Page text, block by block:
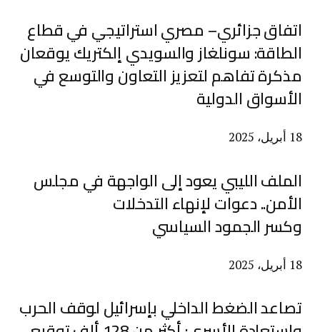
اتفاق جزائري– مصري استراتيجي في قطاع
الطاقة: سونلغاز والسويدي إلكتريك يوقعان
مذكرة تفاهم لتعزيز التعاون والتوسع في
الأسواق الدولية
18 أبريل، 2025
الملف الليبي يعود إلى الواجهة في مجلس
الأمن.. دعوات لإنهاء التدخلات
وكسر الجمود السياسي
18 أبريل، 2025
تصاعد الضغط الداخلي بإسرائيل لوقف الحرب